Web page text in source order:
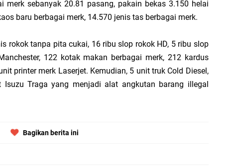
merk sebanyak 20.81 pasang, pakain bekas 3.150 helai
baru berbagai merk, 14.570 jenis tas berbagai merk.
rokok tanpa pita cukai, 16 ribu slop rokok HD, 5 ribu slop
122 kotak makan berbagai merk, 212 kardus
printer merk Laserjet. Kemudian, 5 unit truk Cold Diesel,
Traga yang menjadi alat angkutan barang illegal
Bagikan berita ini